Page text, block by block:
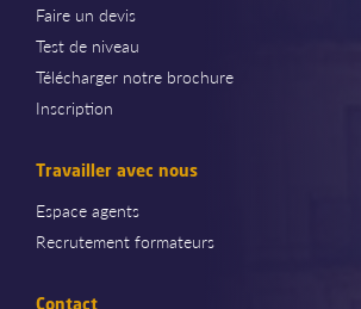
Faire un devis
Test de niveau
Télécharger notre brochure
Inscription
Travailler avec nous
Espace agents
Recrutement formateurs
Contact